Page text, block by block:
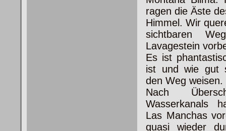
ragen die Äste
Himmel. Wir
sichtbaren
Lavagestein
Es ist
ist und wie gut
den Weg weisen.
Nach
Wasserkanals
Las Manchas
quasi wieder